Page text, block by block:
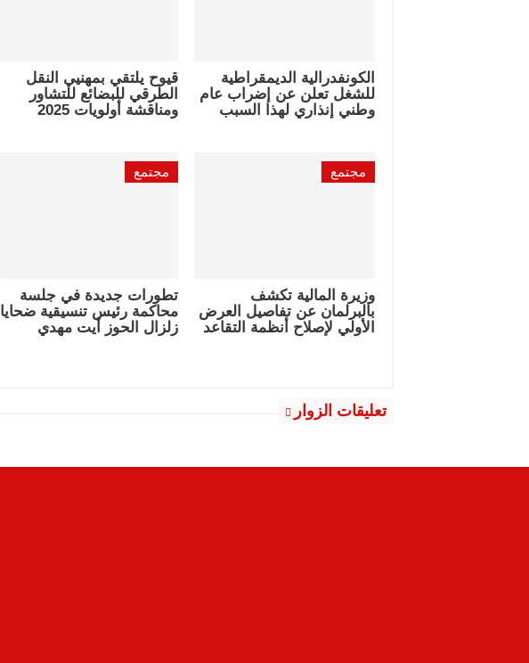
الكونفدرالية الديمقراطية
للشغل تعلن عن إضراب عام
وطني إنذاري لهذا السبب
قيوح يلتقي بمهنيي النقل
الطرقي للبضائع للتشاور
ومناقشة أولويات 2025
مجتمع
وزيرة المالية تكشف
بالبرلمان عن تفاصيل العرض
الأولي لإصلاح أنظمة التقاعد
مجتمع
تطورات جديدة في جلسة
محاكمة رئيس تنسيقية ضحايا
زلزال الحوز أيت مهدي
تعليقات الزوار